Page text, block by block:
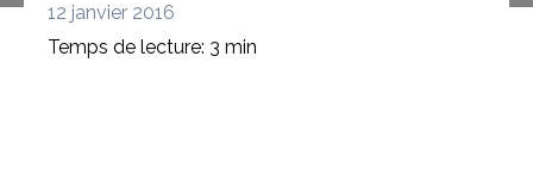
Bibliothèque
12 janvier 2016
Temps de lecture: 3 min